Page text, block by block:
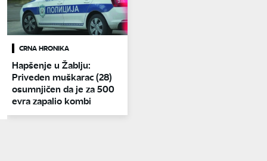
CRNA HRONIKA
Hapšenje u Žablju:
Priveden muškarac (28)
osumnjičen da je za 500
evra zapalio kombi